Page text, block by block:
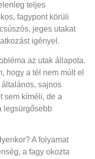
teljes
fagypont körüli
jeges utakat
igényel.
az utak állapota.
hogy a tél nem múlt el
sajnos
sem kíméli, de a
legsürgősebb
A folyamat
a fagy okozta